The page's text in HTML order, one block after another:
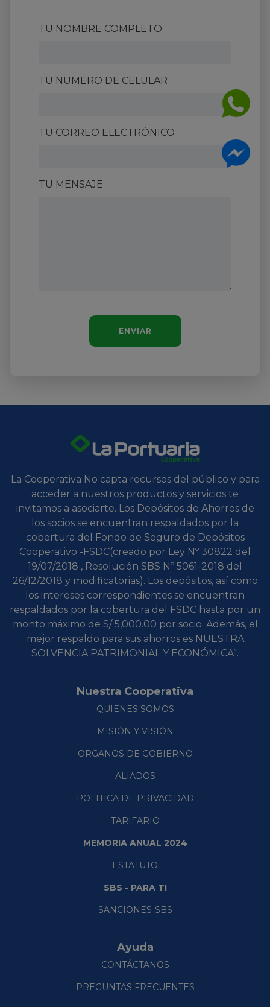
TU NOMBRE COMPLETO
TU NUMERO DE CELULAR
TU CORREO ELECTRÓNICO
TU MENSAJE
ENVIAR
La Cooperativa No capta recursos del público y para
acceder a nuestros productos y servicios te
invitamos a asociarte. Los Depósitos de Ahorros de
los socios se encuentran respaldados por la
cobertura del Fondo de Seguro de Depósitos
Cooperativo -FSDC(creado por Ley Nº 30822 del
19/07/2018 , Resolución SBS Nº 5061-2018 del
26/12/2018 y modificatorias). Los depósitos, así como
los intereses correspondientes se encuentran
respaldados por la cobertura del FSDC hasta por un
monto máximo de S/ 5,000.00 por socio. Además, el
mejor respaldo para sus ahorros es NUESTRA
SOLVENCIA PATRIMONIAL Y ECONÓMICA”.
Nuestra Cooperativa
QUIENES SOMOS
MISIÓN Y VISIÓN
ORGANOS DE GOBIERNO
ALIADOS
POLITICA DE PRIVACIDAD
TARIFARIO
MEMORIA ANUAL 2024
ESTATUTO
SBS - PARA TI
SANCIONES-SBS
Ayuda
CONTÁCTANOS
PREGUNTAS FRECUENTES